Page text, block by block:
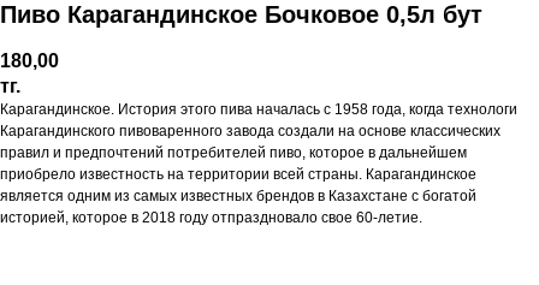
Пиво Карагандинское Бочковое 0,5л бут
180,00
тг.
Карагандинское. История этого пива началась с 1958 года, когда технологи
Карагандинского пивоваренного завода создали на основе классических
правил и предпочтений потребителей пиво, которое в дальнейшем
приобрело известность на территории всей страны. Карагандинское
является одним из самых известных брендов в Казахстане с богатой
историей, которое в 2018 году отпраздновало свое 60-летие.